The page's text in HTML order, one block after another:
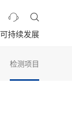
可持续发展
检测项目